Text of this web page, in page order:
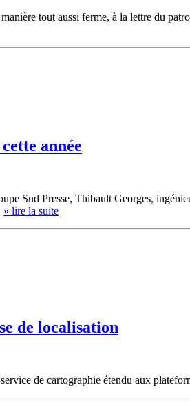
tout aussi ferme, à la lettre du
année
Sud Presse, Thibault Georges,
» lire la suite
de localisation
de cartographie étendu aux